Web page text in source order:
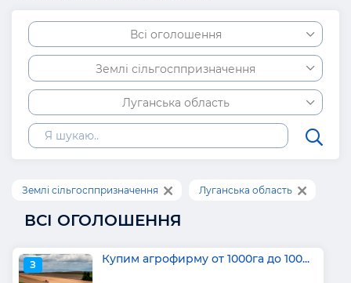
Всі оголошення
Землі сільгосппризначення
Луганська область
Землі сільгосппризначення Луганська область
ВСІ ОГОЛОШЕННЯ
З Купим агрофирму от 1000га до 100...